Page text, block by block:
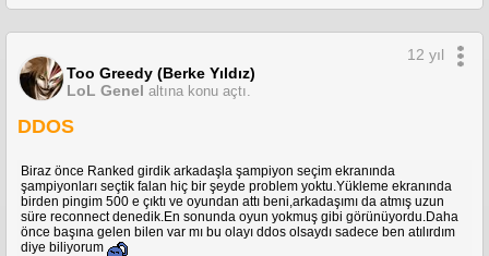
Too Greedy (Berke Yıldız)
LoL Genel altına konu açtı.
12 yıl
DDOS
Biraz önce Ranked girdik arkadaşla şampiyon seçim ekranında
şampiyonları seçtik falan hiç bir şeyde problem yoktu.Yükleme ekranında
birden pingim 500 e çıktı ve oyundan attı beni,arkadaşımı da atmış uzun
süre reconnect denedik.En sonunda oyun yokmuş gibi görünüyordu.Daha
önce başına gelen bilen var mı bu olayı ddos olsaydı sadece ben atılırdım
diye biliyorum